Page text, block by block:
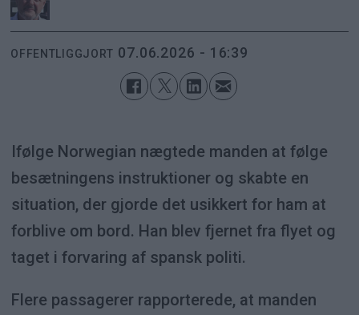
OFFENTLIGGJORT 07.06.2026 - 16:39
Ifølge Norwegian nægtede manden at følge
besætningens instruktioner og skabte en
situation, der gjorde det usikkert for ham at
forblive om bord. Han blev fjernet fra flyet og
taget i forvaring af spansk politi.
Flere passagerer rapporterede, at manden